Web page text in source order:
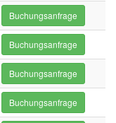
Buchungsanfrage
Buchungsanfrage
Buchungsanfrage
Buchungsanfrage